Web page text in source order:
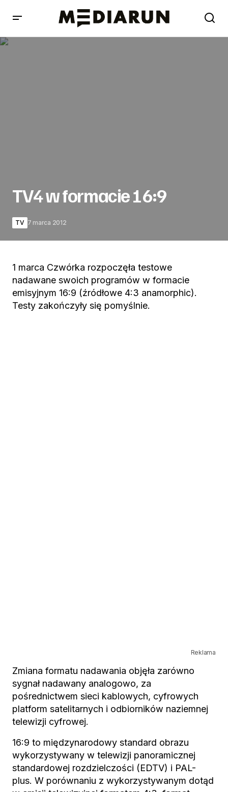
TV4 w formacie 16:9
TV 7 marca 2012
1 marca Czwórka rozpoczęła testowe
nadawane swoich programów w formacie
emisyjnym 16:9 (źródłowe 4:3 anamorphic).
Testy zakończyły się pomyślnie.
Reklama
Zmiana formatu nadawania objęła zarówno
sygnał nadawany analogowo, za
pośrednictwem sieci kablowych, cyfrowych
platform satelitarnych i odbiorników naziemnej
telewizji cyfrowej.
16:9 to międzynarodowy standard obrazu
wykorzystywany w telewizji panoramicznej
standardowej rozdzielczości (EDTV) i PAL-
plus. W porównaniu z wykorzystywanym dotąd